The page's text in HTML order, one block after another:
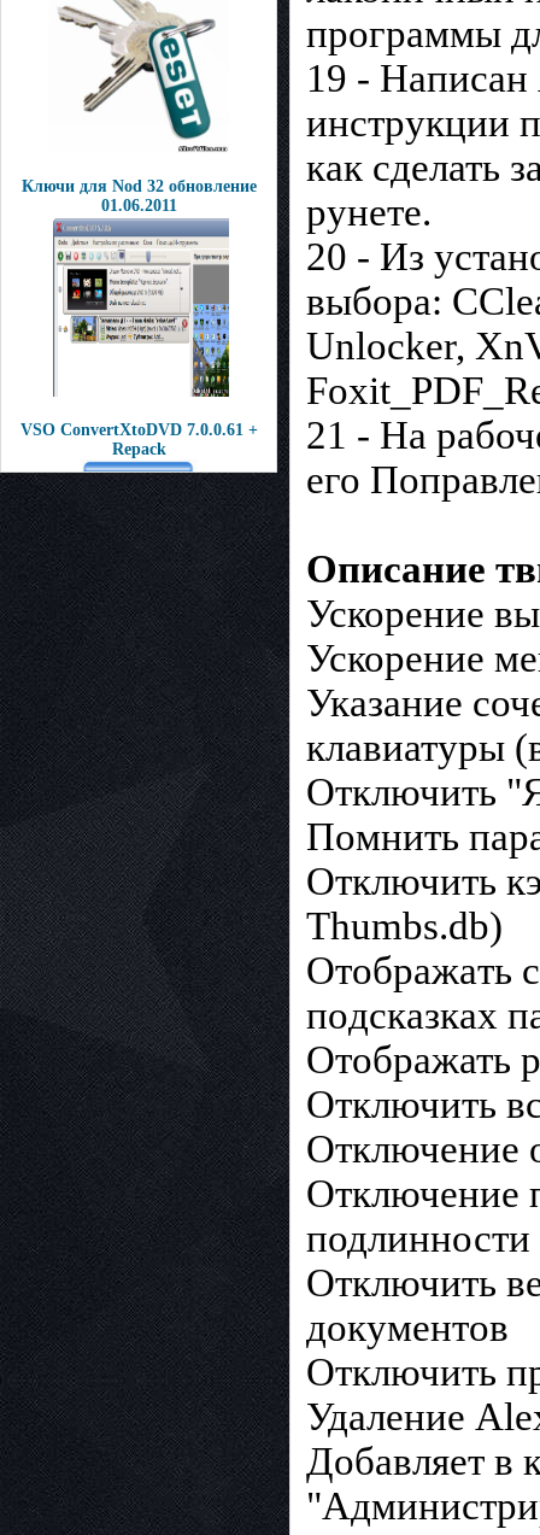
Ключи для Nod 32 обновление
01.06.2011
VSO ConvertXtoDVD 7.0.0.61 +
Repack
программы
19 - Написан
инструкции
как сделать
рунете.
20 - Из
выбора:
Unlocker,
21 - На
его
Описание
Ускорение
Ускорение
Указание
клавиатуры
Отключить
Пoмнить
Отключить
Thumbs.db)
Отoбpaжaть
пoдcкaзкax
Отображать
Отключить
Отключение
Отключение
Отключить
документов
Отключить
Удаление
Добавляет в